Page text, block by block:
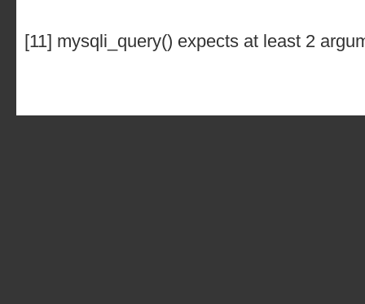
[11] mysqli_query() expects at least 2